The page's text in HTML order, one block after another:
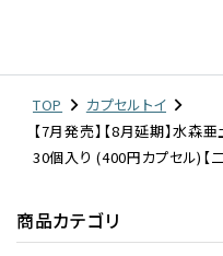
TOP
カプセルトイ
【7月発売】【8月延期】水森
30個入り (400円カプセル)【
商品カテゴリ